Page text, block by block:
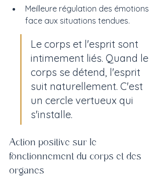
Meilleure régulation des émotions
face aux situations tendues.
Le corps et l'esprit sont
intimement liés. Quand le
corps se détend, l'esprit
suit naturellement. C'est
un cercle vertueux qui
s'installe.
Action positive sur le
fonctionnement du corps et des
organes